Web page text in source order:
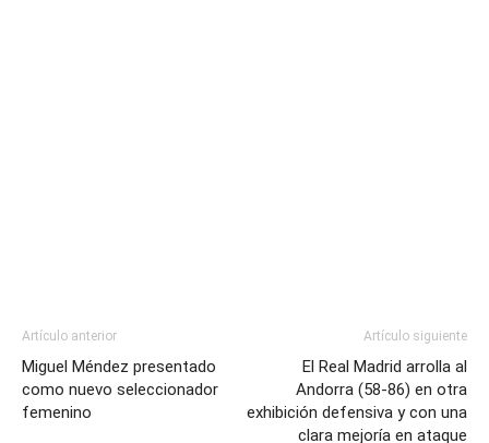
Artículo anterior
Miguel Méndez presentado
como nuevo seleccionador
femenino
Artículo siguiente
El Real Madrid arrolla al
Andorra (58-86) en otra
exhibición defensiva y con una
clara mejoría en ataque